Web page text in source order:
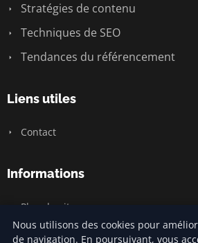
Stratégies de contenu
Techniques de SEO
Tendances du référencement
Liens utiles
Contact
Informations
Plan du site
Nous utilisons des cookies pour
de navigation. En poursuivant, vous